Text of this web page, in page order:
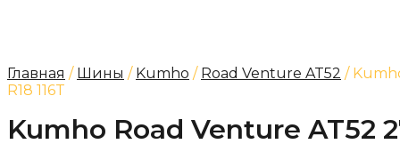
Главная / Шины / Kumho / Road Venture AT52 /
R18 116T
Kumho Road Venture AT52